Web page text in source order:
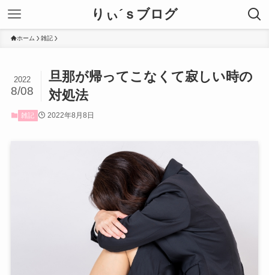
りぃ´ｓブログ
ホーム 雑記
旦那が帰ってこなくて寂しい時の
対処法
2022
8/08
雑記 2022年8月8日